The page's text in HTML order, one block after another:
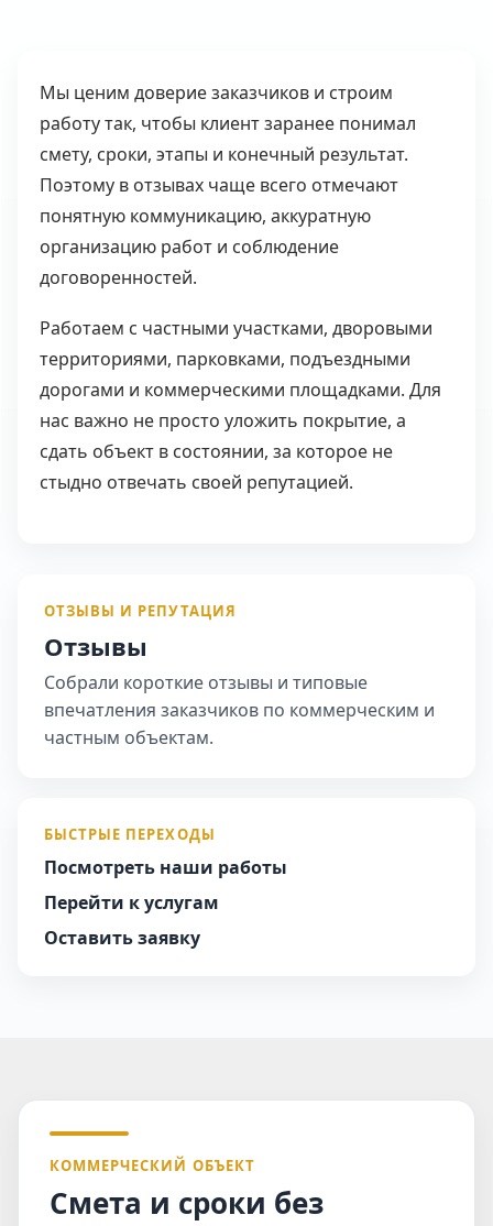
Мы ценим доверие заказчиков и строим
работу так, чтобы клиент заранее понимал
смету, сроки, этапы и конечный результат.
Поэтому в отзывах чаще всего отмечают
понятную коммуникацию, аккуратную
организацию работ и соблюдение
договоренностей.
Работаем с частными участками, дворовыми
территориями, парковками, подъездными
дорогами и коммерческими площадками. Для
нас важно не просто уложить покрытие, а
сдать объект в состоянии, за которое не
стыдно отвечать своей репутацией.
ОТЗЫВЫ И РЕПУТАЦИЯ
Отзывы
Собрали короткие отзывы и типовые
впечатления заказчиков по коммерческим и
частным объектам.
БЫСТРЫЕ ПЕРЕХОДЫ
Посмотреть наши работы
Перейти к услугам
Оставить заявку
КОММЕРЧЕСКИЙ ОБЪЕКТ
Смета и сроки без